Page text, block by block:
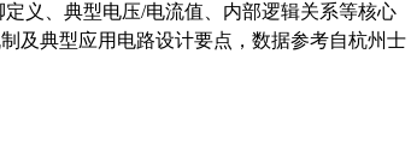
义、典型电压/电流值、内部逻辑关系等核心
及典型应用电路设计要点，数据参考自杭州士